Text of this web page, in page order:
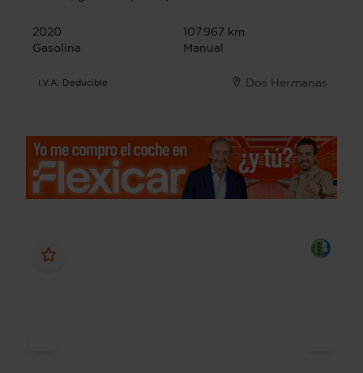
2020
107.967 km
Gasolina
Manual
I.V.A. Deducible Dos Hermanas